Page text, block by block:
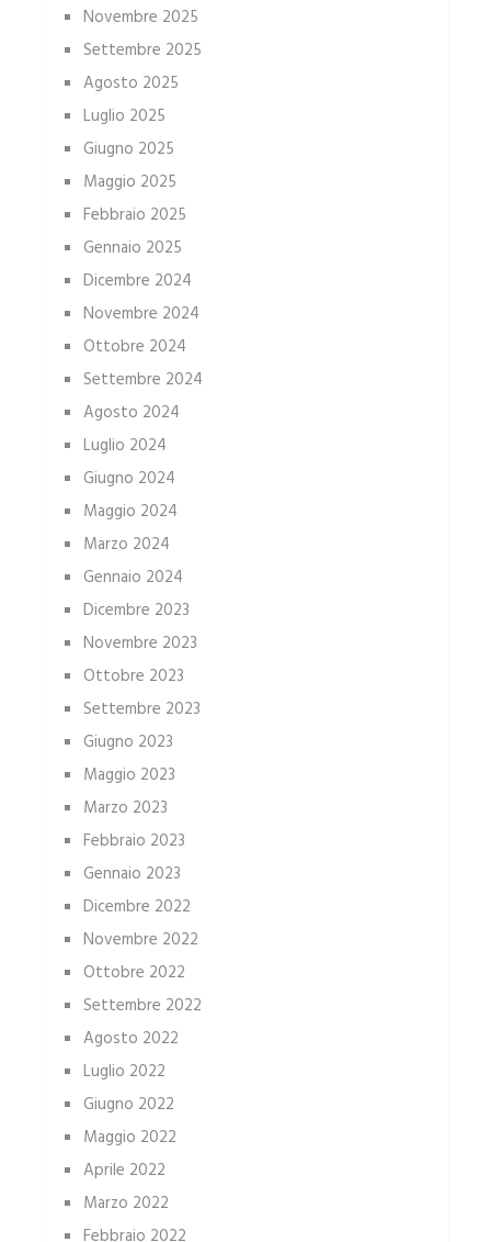
Novembre 2025
Settembre 2025
Agosto 2025
Luglio 2025
Giugno 2025
Maggio 2025
Febbraio 2025
Gennaio 2025
Dicembre 2024
Novembre 2024
Ottobre 2024
Settembre 2024
Agosto 2024
Luglio 2024
Giugno 2024
Maggio 2024
Marzo 2024
Gennaio 2024
Dicembre 2023
Novembre 2023
Ottobre 2023
Settembre 2023
Giugno 2023
Maggio 2023
Marzo 2023
Febbraio 2023
Gennaio 2023
Dicembre 2022
Novembre 2022
Ottobre 2022
Settembre 2022
Agosto 2022
Luglio 2022
Giugno 2022
Maggio 2022
Aprile 2022
Marzo 2022